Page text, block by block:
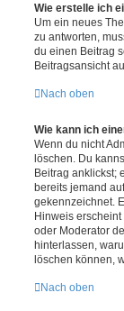
Wie erstelle ich
Um ein neues
zu antworten,
du einen Beitrag
Beitragsansicht
Nach oben
Wie kann ich
Wenn du nicht
löschen. Du
Beitrag anklickst;
bereits jemand
gekennzeichnet.
Hinweis
oder Moderator
hinterlassen,
löschen können,
Nach oben